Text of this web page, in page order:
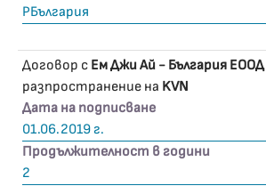
РБългария
Договор с Ем Джи Ай - България ЕООД
разпространение на KVN
Дата на подписване
01.06.2019 г.
Продължителност в години
2